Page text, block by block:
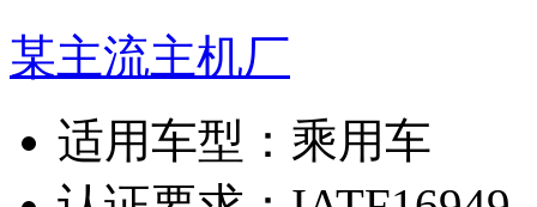
某主流主机厂
适用车型： 乘用车